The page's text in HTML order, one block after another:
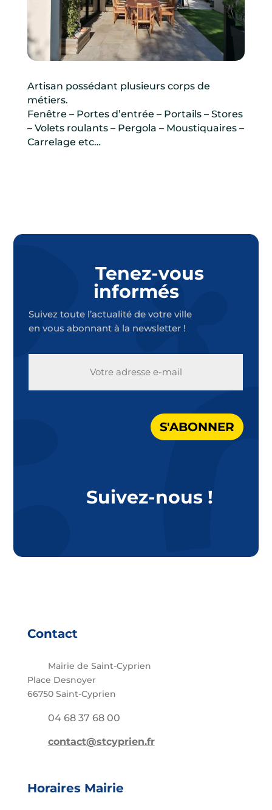
Artisan possédant plusieurs corps de
métiers.
Fenêtre – Portes d’entrée – Portails – Stores
– Volets roulants – Pergola – Moustiquaires –
Carrelage etc…
Tenez-vous
informés
Suivez toute l’actualité de votre ville
en vous abonnant à la newsletter !
S'ABONNER
Suivez-nous !
Contact
Mairie de Saint-Cyprien
Place Desnoyer
66750 Saint-Cyprien
04 68 37 68 00
contact@stcyprien.fr
Horaires Mairie